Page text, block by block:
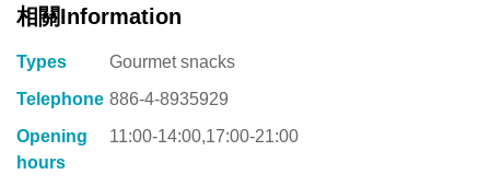
相關Information
Types
Gourmet snacks
Telephone 886-4-8935929
Opening
hours
11:00-14:00,17:00-21:00